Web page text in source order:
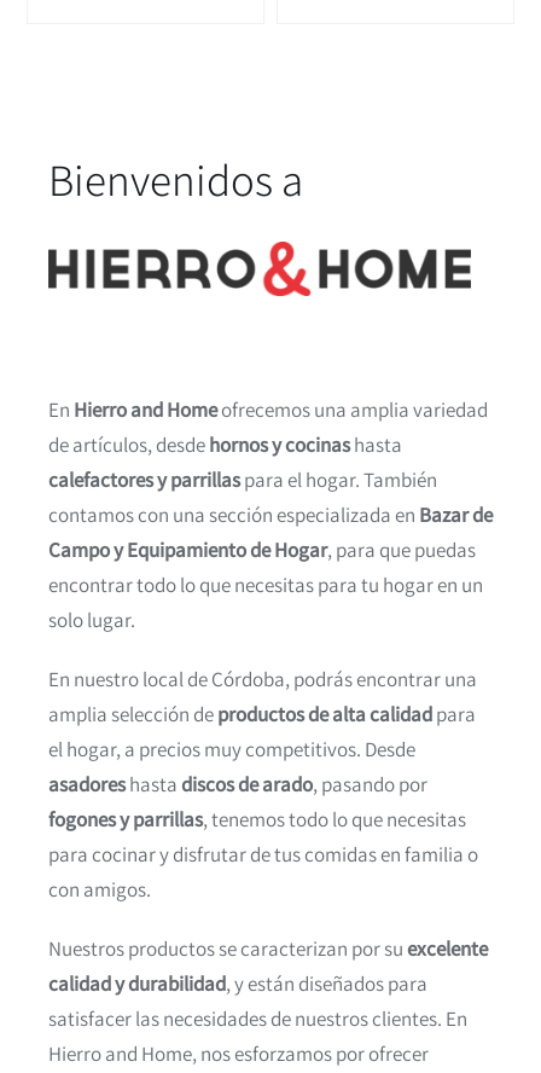
Bienvenidos a
En Hierro and Homeofrecemos una amplia variedad
de artículos, desdehornos y cocinashasta
calefactores y parrillaspara el hogar. También
contamos con una sección especializada en Bazar de
Campo y Equipamiento de Hogar, para que puedas
encontrar todo lo que necesitas para tu hogar en un
solo lugar.
En nuestro local de Córdoba, podrás encontrar una
amplia selección deproductos de alta calidadpara
el hogar, a precios muy competitivos. Desde
asadoreshastadiscos de arado, pasando por
fogones y parrillas, tenemos todo lo que necesitas
para cocinar y disfrutar de tus comidas en familia o
con amigos.
Nuestros productos se caracterizan por suexcelente
calidad y durabilidad, y están diseñados para
satisfacer las necesidades de nuestros clientes. En
Hierro and Home, nos esforzamos por ofrecer